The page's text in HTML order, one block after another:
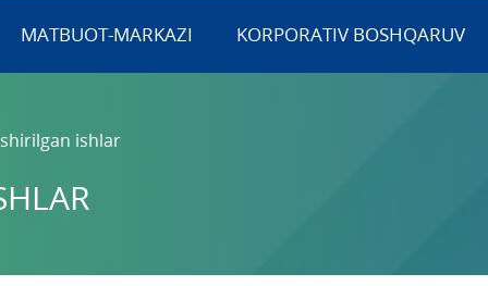
MATBUOT-MARKAZI KORPORATIV BOSHQARUV
ishlar